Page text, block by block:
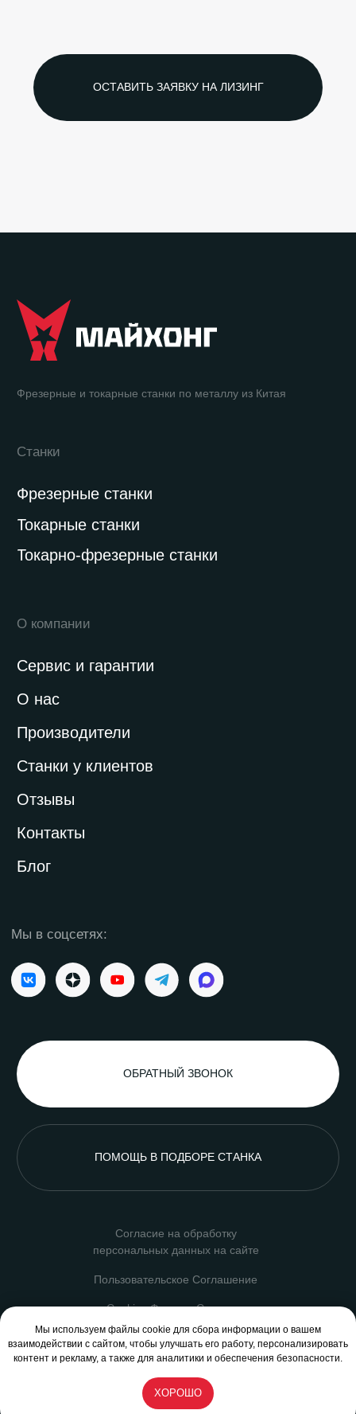
Мы используем файлы cookie для сбора информации о вашем
взаимодействии с сайтом, чтобы улучшать его работу, персонализировать
контент и рекламу, а также для аналитики и обеспечения безопасности.
ХОРОШО